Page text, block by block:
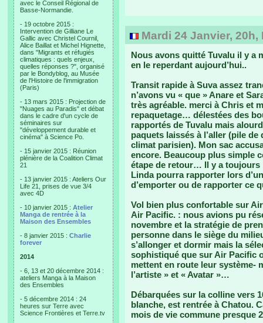
avec le Conseil Régional de
Basse-Normandie.
- 19 octobre 2015 :
Intervention de Gilliane Le
Gallic avec Christel Cournil,
Alice Baillat et Michel Hignette,
dans "Migrants et réfugiés
climatiques : quels enjeux,
quelles réponses ?", organisé
par le Bondyblog, au Musée
de l'Histoire de l'immigration
(Paris)
- 13 mars 2015 : Projection de
"Nuages au Paradis" et débat
dans le cadre d'un cycle de
séminaires sur
"développement durable et
cinéma" à Science Po.
- 15 janvier 2015 : Réunion
plénière de la Coalition Climat
21
- 13 janvier 2015 : Ateliers Our
Life 21, prises de vue 3/4
avec 4D
- 10 janvier 2015 : Atelier
Manga de rentrée à la
Maison des Ensembles
- 8 janvier 2015 : Charlie
forever
2014
- 6, 13 et 20 décembre 2014 :
ateliers Manga à la Maison
des Ensembles
- 5 décembre 2014 : 24
heures sur Terre avec
Science Frontières et Terre.tv
Mardi 24 Janvier,
Nous avons quitté Tuvalu il y a
en le reperdant aujourd’hui..
Transit rapide à Suva assez
n’avons vu « que » Anare et
très agréable. merci à Chris et
repaquetage… délestées des
rapportés de Tuvalu mais
paquets laissés à l’aller (pile
climat parisien). Mon sac
encore. Beaucoup plus simple
étape de retour… Il y a toujours
Linda pourra rapporter lors
d’emporter ou de rapporter ce
Vol bien plus confortable sur
Air Pacific. : nous avions pu
novembre et la stratégie de
personne dans le siège du
s’allonger et dormir mais la
sophistiqué que sur Air Pacific
mettent en route leur système-
l’artiste » et « Avatar »…
Débarquées sur la colline vers
blanche, est rentrée à Chatou.
mois de vie commune presque